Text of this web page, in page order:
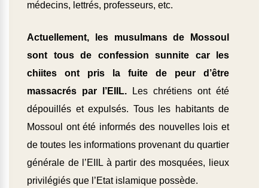
médecins, lettrés, professeurs, etc.
Actuellement, les musulmans de Mossoul
sont tous de confession sunnite car les
chiites ont pris la fuite de peur d’être
massacrés par l’EIIL. Les chrétiens ont été
dépouillés et expulsés. Tous les habitants de
Mossoul ont été informés des nouvelles lois et
de toutes les informations provenant du quartier
générale de l’EIIL à partir des mosquées, lieux
privilégiés que l’Etat islamique possède.